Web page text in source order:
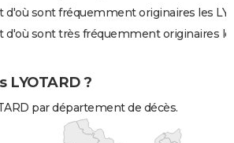
sont fréquemment originaires les
sont très fréquemment originaires
LYOTARD ?
par département de décès.